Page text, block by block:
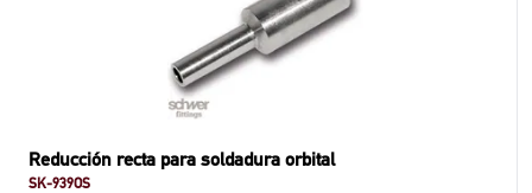
Reducción recta para soldadura orbital
SK-939OS